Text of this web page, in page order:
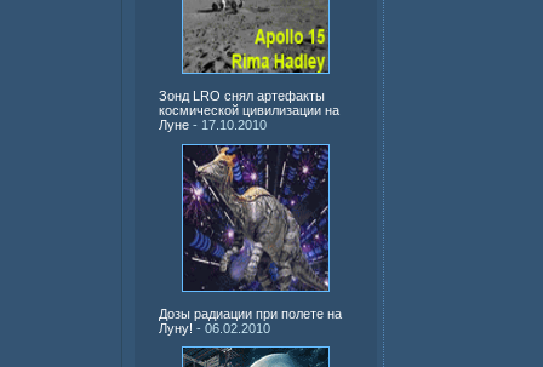
Зонд LRO снял артефакты
космической цивилизации на
Луне - 17.10.2010
Дозы радиации при полете на
Луну! - 06.02.2010